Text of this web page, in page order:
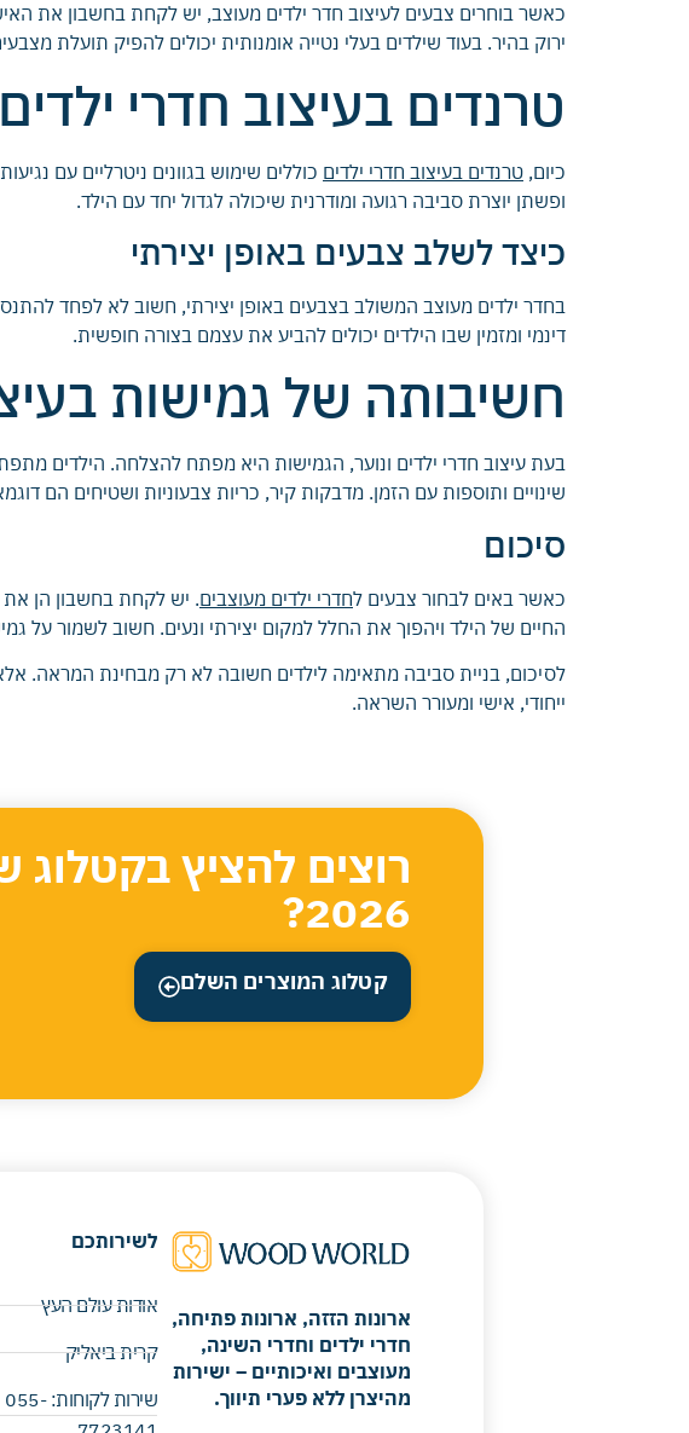
כאשר בוחרים צבעים לעיצוב חדר ילדים מעוצב, יש לקחת בחשבון את
ירוק בהיר. בעוד שילדים בעלי נטייה אומנותית יכולים להפיק תועלת
טרנדים בעיצוב חדרי ילדים
כיום, טרנדים בעיצוב חדרי ילדים כוללים שימוש בגוונים ניטרליים עם
ופשתן יוצרת סביבה רגועה ומודרנית שיכולה לגדול יחד עם הילד.
כיצד לשלב צבעים באופן יצירתי
בחדר ילדים מעוצב המשולב בצבעים באופן יצירתי, חשוב לא לפחד
דינמי ומזמין שבו הילדים יכולים להביע את עצמם בצורה חופשית.
חשיבותה של גמישות
בעת עיצוב חדרי ילדים ונוער, הגמישות היא מפתח להצלחה. הילדים
שינויים ותוספות עם הזמן. מדבקות קיר, כריות צבעוניות ושטיחים הם
סיכום
כאשר באים לבחור צבעים לחדרי ילדים מעוצבים. יש לקחת בחשבון הן את
החיים של הילד ויהפוך את החלל למקום יצירתי ונעים. חשוב לשמור על
לסיכום, בניית סביבה מתאימה לילדים חשובה לא רק מבחינת המראה.
ייחודי, אישי ומעורר השראה.
רוצים להציץ בקטלוג
2026?
קטלוג המוצרים השלם
ארונות הזזה, ארונות פתיחה,
חדרי ילדים וחדרי השינה,
מעוצבים ואיכותיים – ישירות
מהיצרן ללא פערי תיווך.
לשירותכם
אודות עולם העץ
קרית ביאליק
שירות לקוחות: 055-